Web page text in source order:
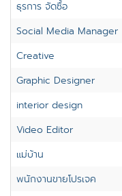
ธุรการ จัดซื้อ
Social Media Manager
Creative
Graphic Designer
interior design
Video Editor
แม่บ้าน
พนักงานขายโปรเจค